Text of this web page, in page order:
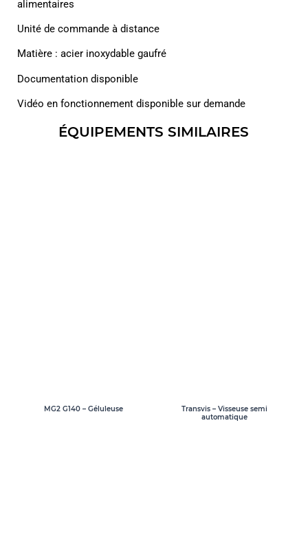
alimentaires
Unité de commande à distance
Matière : acier inoxydable gaufré
Documentation disponible
Vidéo en fonctionnement disponible sur demande
ÉQUIPEMENTS SIMILAIRES
MG2 G140 – Géluleuse
Transvis – Visseuse semi
automatique